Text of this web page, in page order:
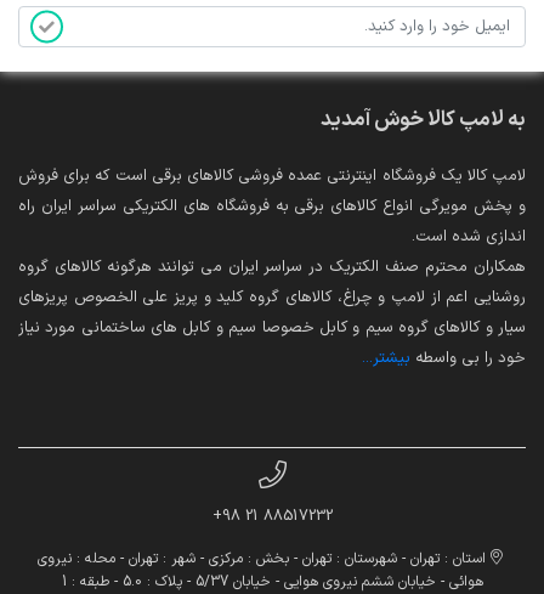
به لامپ کالا خوش آمدید
لامپ کالا یک فروشگاه اینترنتی عمده فروشی کالاهای برقی است که برای فروش
و پخش مویرگی انواع کالاهای برقی به فروشگاه های الکتریکی سراسر ایران راه
اندازی شده است.
همکاران محترم صنف الکتریک در سراسر ایران می توانند هرگونه کالاهای گروه
روشنایی اعم از لامپ و چراغ، کالاهای گروه کلید و پریز علی الخصوص پریزهای
سیار و کالاهای گروه سیم و کابل خصوصا سیم و کابل های ساختمانی مورد نیاز
خود را بی واسطه بیشتر...
88517232 21 98+
استان : تهران - شهرستان : تهران - بخش : مرکزی - شهر : تهران - محله : نیروی
هوائی - خیابان ششم نیروی هوایی - خیابان 5/37 - پلاک : 5.0 - طبقه : 1